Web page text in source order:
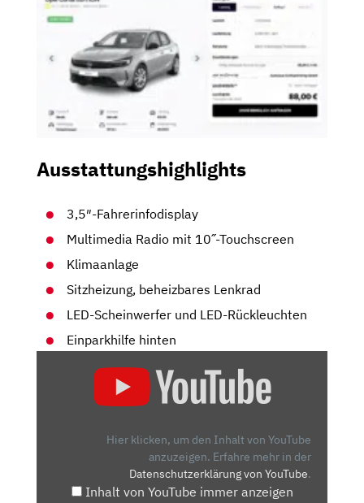
Ausstattungshighlights
3,5″-Fahrerinfodisplay
Multimedia Radio mit 10˝-Touchscreen
Klimaanlage
Sitzheizung, beheizbares Lenkrad
LED-Scheinwerfer und LED-Rückleuchten
Einparkhilfe hinten
Hier klicken, um den Inhalt von YouTube
anzuzeigen. Erfahre mehr in der
Datenschutzerklärung von YouTube.
Inhalt von YouTube immer anzeigen